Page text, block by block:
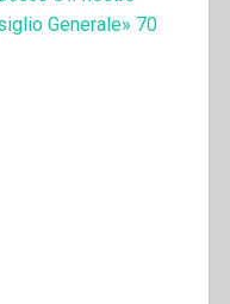
Generale» 70